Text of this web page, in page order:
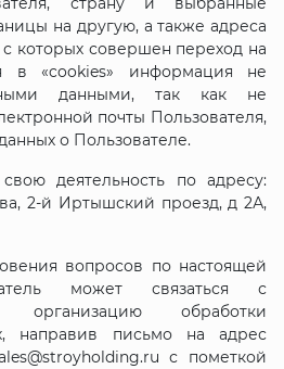
на другую, а также адреса
с которых совершен переход на
в «cookies» информация не
данными, так как не
почты Пользователя,
о Пользователе.
деятельность по адресу:
2-й Иртышский проезд, д 2А,
вопросов по настоящей
может связаться с
организацию обработки
направив письмо на адрес
с пометкой